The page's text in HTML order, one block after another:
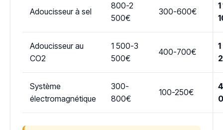
Adoucisseur à sel
800-2
500€
300-600€
Adoucisseur au
CO2
1 500-3
500€
400-700€
Système
électromagnétique
300-
800€
100-250€